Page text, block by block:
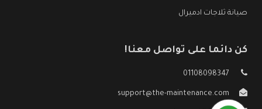
صيانة ثلاجات ادميرال
كن دائما على تواصل معنا!
01108098347
support@the-maintenance.com